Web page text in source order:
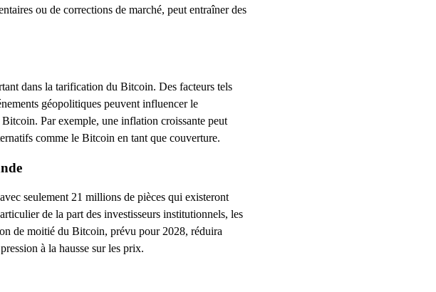
ou de corrections de marché, peut entraîner des
dans la tarification du Bitcoin. Des facteurs tels
géopolitiques peuvent influencer le
Par exemple, une inflation croissante peut
comme le Bitcoin en tant que couverture.
seulement 21 millions de pièces qui existeront
de la part des investisseurs institutionnels, les
de moitié du Bitcoin, prévu pour 2028, réduira
à la hausse sur les prix.